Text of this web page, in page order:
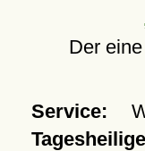
Der
Service: